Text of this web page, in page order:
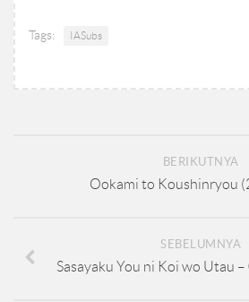
Tags: IASubs
BERIKUTNYA
Ookami to Koushinryou
SEBELUMNYA
Sasayaku You ni Koi wo Utau